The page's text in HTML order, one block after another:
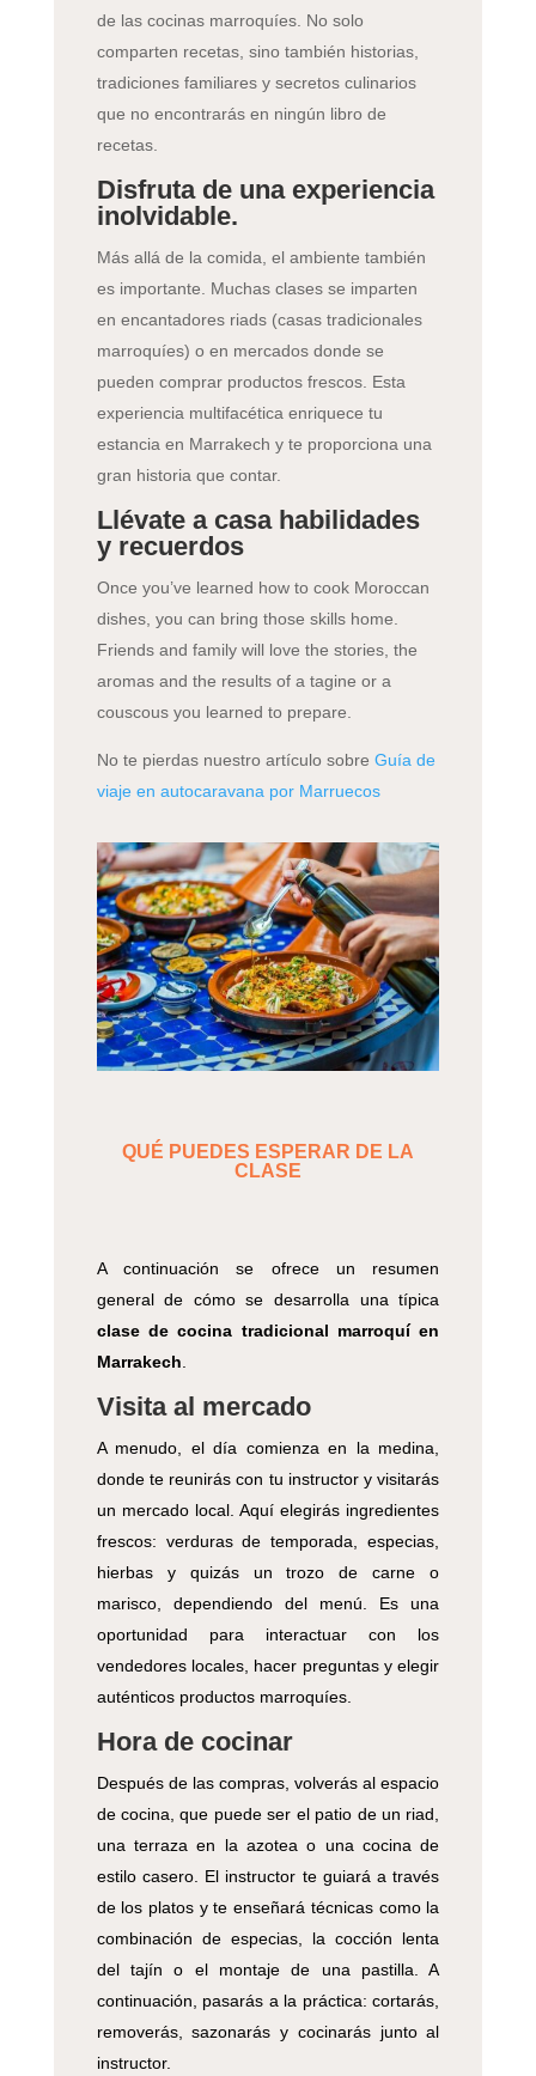
de las cocinas marroquíes. No solo
comparten recetas, sino también historias,
tradiciones familiares y secretos culinarios
que no encontrarás en ningún libro de
recetas.
Disfruta de una experiencia
inolvidable.
Más allá de la comida, el ambiente también
es importante. Muchas clases se imparten
en encantadores riads (casas tradicionales
marroquíes) o en mercados donde se
pueden comprar productos frescos. Esta
experiencia multifacética enriquece tu
estancia en Marrakech y te proporciona una
gran historia que contar.
Llévate a casa habilidades
y recuerdos
Once you’ve learned how to cook Moroccan
dishes, you can bring those skills home.
Friends and family will love the stories, the
aromas and the results of a tagine or a
couscous you learned to prepare.
No te pierdas nuestro artículo sobre Guía de
viaje en autocaravana por Marruecos
QUÉ PUEDES ESPERAR DE LA
CLASE
A continuación se ofrece un resumen
general de cómo se desarrolla una típica
clase de cocina tradicional marroquí en
Marrakech
Visita al mercado
A menudo, el día comienza en la medina,
donde te reunirás con tu instructor y visitarás
un mercado local. Aquí elegirás ingredientes
frescos: verduras de temporada, especias,
hierbas y quizás un trozo de carne o
marisco, dependiendo del menú. Es una
oportunidad para interactuar con los
vendedores locales, hacer preguntas y elegir
auténticos productos marroquíes.
Hora de cocinar
Después de las compras, volverás al espacio
de cocina, que puede ser el patio de un riad,
una terraza en la azotea o una cocina de
estilo casero. El instructor te guiará a través
de los platos y te enseñará técnicas como la
combinación de especias, la cocción lenta
del tajín o el montaje de una pastilla. A
continuación, pasarás a la práctica: cortarás,
removerás, sazonarás y cocinarás junto al
instructor.